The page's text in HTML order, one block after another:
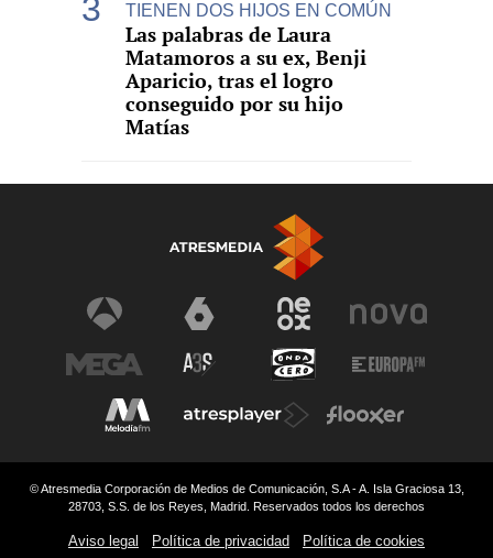
TIENEN DOS HIJOS EN COMÚN
Las palabras de Laura
Matamoros a su ex, Benji
Aparicio, tras el logro
conseguido por su hijo
Matías
© Atresmedia Corporación de Medios de Comunicación, S.A - A. Isla Graciosa 13,
28703, S.S. de los Reyes, Madrid. Reservados todos los derechos
Aviso legal Política de privacidad Política de cookies